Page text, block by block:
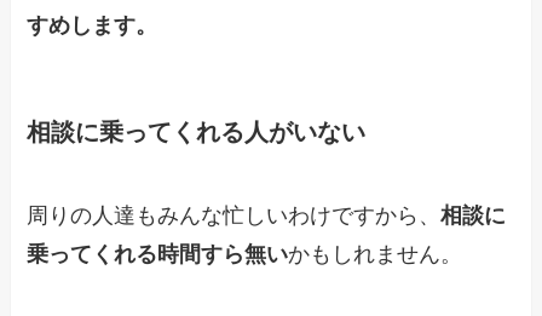
すめします。
相談に乗ってくれる人がいない
周りの人達もみんな忙しいわけですから、相談に
乗ってくれる時間すら無いかもしれません。